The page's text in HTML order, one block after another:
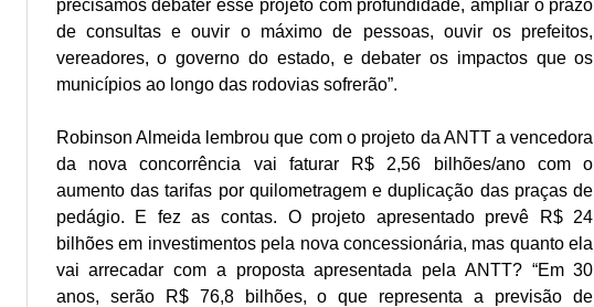
precisamos debater esse projeto com profundidade, ampliar o prazo
de consultas e ouvir o máximo de pessoas, ouvir os prefeitos,
vereadores, o governo do estado, e debater os impactos que os
municípios ao longo das rodovias sofrerão”.
Robinson Almeida lembrou que com o projeto da ANTT a vencedora
da nova concorrência vai faturar R$ 2,56 bilhões/ano com o
aumento das tarifas por quilometragem e duplicação das praças de
pedágio. E fez as contas. O projeto apresentado prevê R$ 24
bilhões em investimentos pela nova concessionária, mas quanto ela
vai arrecadar com a proposta apresentada pela ANTT? “Em 30
anos, serão R$ 76,8 bilhões, o que representa a previsão de